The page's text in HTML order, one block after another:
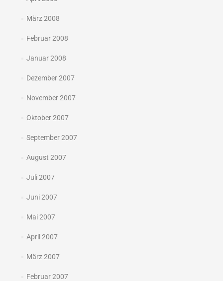
März 2008
Februar 2008
Januar 2008
Dezember 2007
November 2007
Oktober 2007
September 2007
August 2007
Juli 2007
Juni 2007
Mai 2007
April 2007
März 2007
Februar 2007